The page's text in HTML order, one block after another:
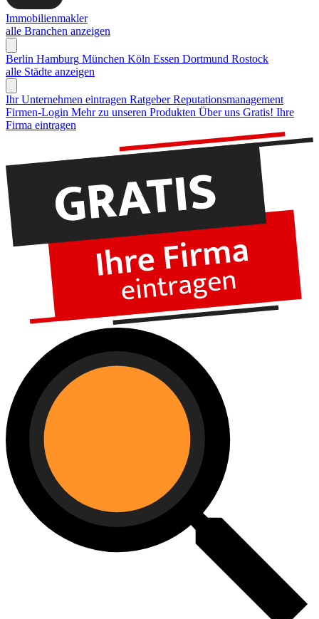
Immobilienmakler
alle Branchen anzeigen
Berlin Hamburg München Köln Essen Dortmund Rostock
alle Städte anzeigen
Ihr Unternehmen eintragen Ratgeber Reputationsmanagement
Firmen-Login Mehr zu unseren Produkten Über uns Gratis! Ihre
Firma eintragen